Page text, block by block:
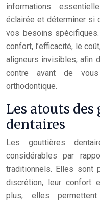
informations
éclairée et déterminer si
vos besoins
confort, l’efficacité, le
aligneurs invisibles, afin
contre avant de
orthodontique.
Les atouts
dentaires
Les gouttières
considérables par
traditionnels. Elles sont
discrétion, leur confort
plus, elles